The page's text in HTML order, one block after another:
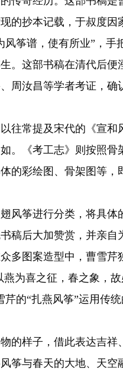
抄本记载，于叔度因
筝谱，使有所业”，手
。这部书稿在清代后便
周汝昌等学者考证，确
常提及宋代的《宣和
。《考工志》则按照骨
的彩绘图、骨架图等，
筝进行分类，将具体
稿后大加赞赏，并亲自
图案造型中，曹雪芹
为喜之征，春之象，
的“扎燕风筝”运用传
样子，借此表达吉祥
筝与春天的大地、天空